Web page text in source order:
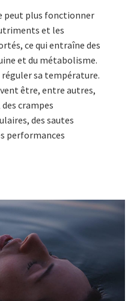
peut plus fonctionner
et les
ce qui entraîne des
et du métabolisme.
sa température.
être, entre autres,
crampes
des sautes
performances